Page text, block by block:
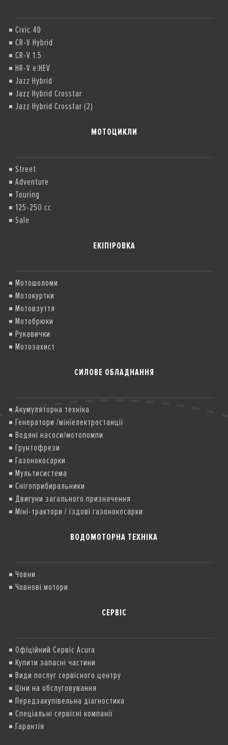
Civic 4D
CR-V Hybrid
CR-V 1.5
HR-V e:HEV
Jazz Hybrid
Jazz Hybrid Crosstar
Jazz Hybrid Crosstar (2)
МОТОЦИКЛИ
Street
Adventure
Touring
125-250 cc
Sale
ЕКІПІРОВКА
Мотошоломи
Мотокуртки
Мотовзуття
Мотобрюки
Рукавички
Мотозахист
СИЛОВЕ ОБЛАДНАННЯ
Акумуляторна техніка
Генератори /мініелектростанції
Водяні насоси/мотопомпи
Грунтофрези
Газонокосарки
Мультисистема
Снігоприбиральники
Двигуни загального призначення
Міні-трактори / їздові газонокосарки
ВОДОМОТОРНА ТЕХНІКА
Човни
Човнові мотори
СЕРВІС
Офіційний Сервіс Acura
Купити запасні частини
Види послуг сервісного центру
Ціни на обслуговування
Передзакупівельна діагностика
Спеціальні сервісні компанії
Гарантія